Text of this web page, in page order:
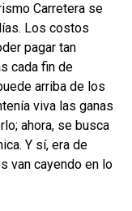
Carretera se
Los costos
pagar tan
cada fin de
arriba de los
viva las ganas
ahora, se busca
Y sí, era de
van cayendo en lo